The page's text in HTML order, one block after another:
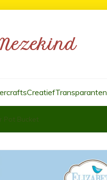
CreatiefTransparanten
Pot Bucket